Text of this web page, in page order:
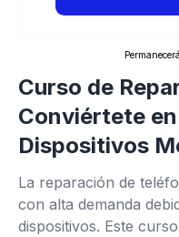
Curso de
Conviértete
Dispositivos
La reparación de
con alta demanda
dispositivos. Este